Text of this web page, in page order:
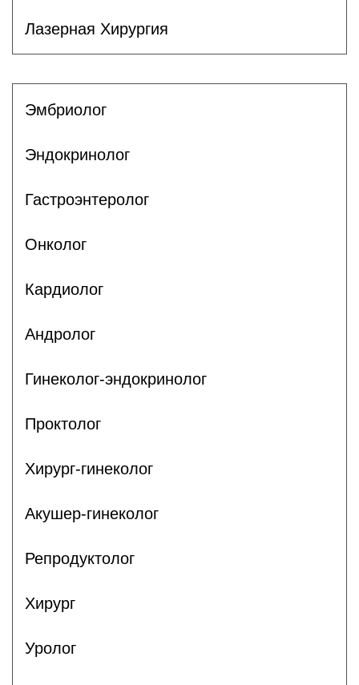
Лазерная Хирургия
Эмбриолог
Эндокринолог
Гастроэнтеролог
Онколог
Кардиолог
Андролог
Гинеколог-эндокринолог
Проктолог
Хирург-гинеколог
Акушер-гинеколог
Репродуктолог
Хирург
Уролог